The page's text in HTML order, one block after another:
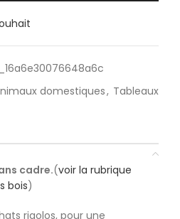
domestiques, Tableaux
cadre.(voir la rubrique
bois)
rigolos, pour une